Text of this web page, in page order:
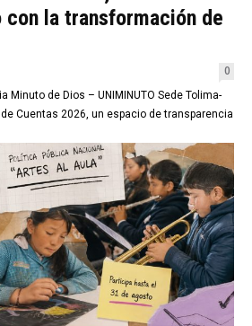
la transformación de
0
Minuto de Dios – UNIMINUTO Sede Tolima-
Cuentas 2026, un espacio de transparencia